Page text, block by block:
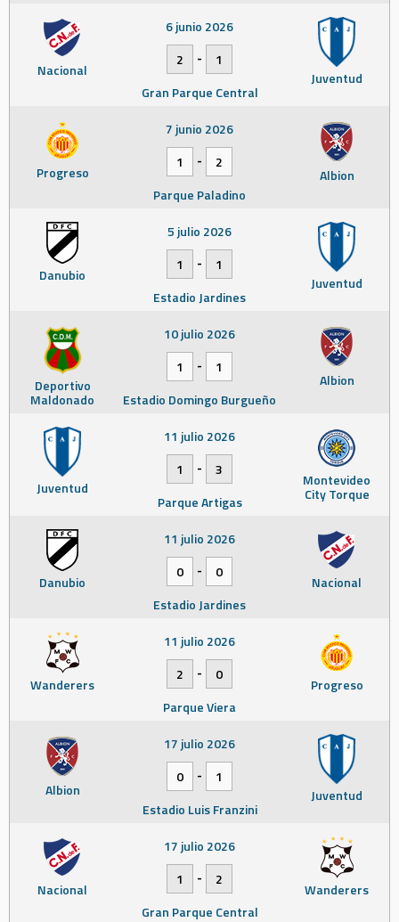
Nacional Juventud
6 junio 2026
2
-
1
Gran Parque Central
Progreso Albion
7 junio 2026
1
-
2
Parque Paladino
Danubio Juventud
5 julio 2026
1
-
1
Estadio Jardines
Deportivo
Maldonado
Albion
10 julio 2026
1
-
1
Estadio Domingo Burgueño
Juventud Montevideo
City Torque
11 julio 2026
1
-
3
Parque Artigas
Danubio Nacional
11 julio 2026
0
-
0
Estadio Jardines
Wanderers Progreso
11 julio 2026
2
-
0
Parque Viera
Albion Juventud
17 julio 2026
0
-
1
Estadio Luis Franzini
Nacional Wanderers
17 julio 2026
1
-
2
Gran Parque Central